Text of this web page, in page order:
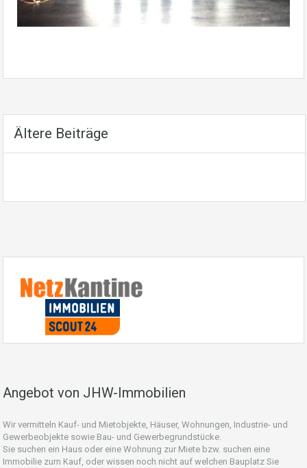
Ältere Beiträge
Angebot von JHW-Immobilien
Wir vermitteln Kauf- und Mietobjekte, Häuser, Wohnungen, Industrie- und
Gewerbeobjekte sowie Bau- und Gewerbegrundstücke.
Sie suchen ein Haus oder eine Wohnung zur Miete bzw. suchen eine
Immobilie zum Kauf, oder wissen noch nicht auf welchen Bauplatz Sie